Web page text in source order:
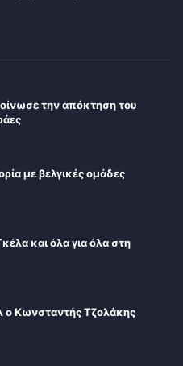
την απόκτηση του
με βελγικές ομάδες
και όλα για όλα στη
ο Κωνσταντής Τζολάκης